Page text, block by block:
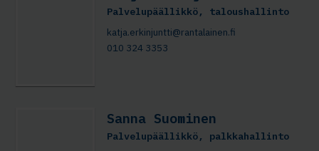
Palvelupäällikkö, taloushallinto
katja.erkinjuntti@rantalainen.fi
010 324 3353
Sanna Suominen
Palvelupäällikkö, palkkahallinto